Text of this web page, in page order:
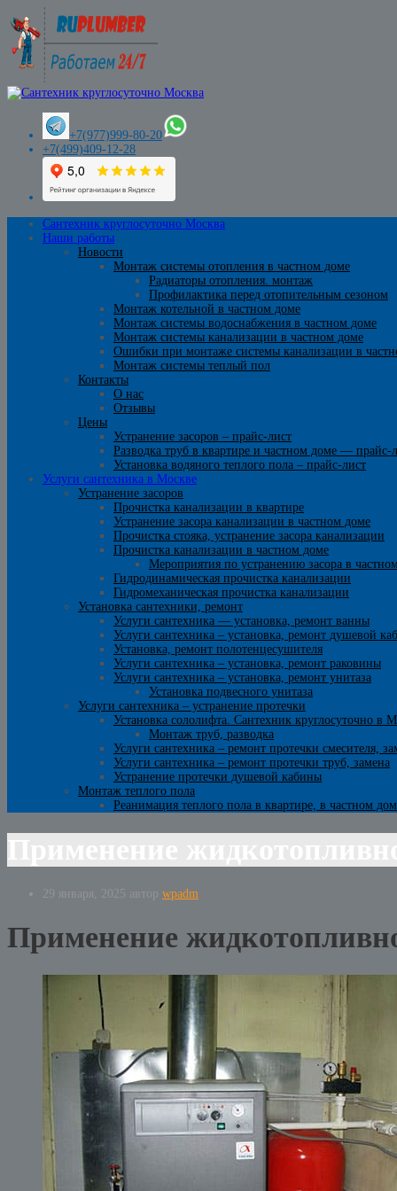
+7(977)999-80-20
+7(499)409-12-28
Сантехник круглосуточно Москва
Наши работы
Новости
Монтаж системы отопления в частном доме
Радиаторы отопления. монтаж
Профилактика перед отопительным сезоном
Монтаж котельной в частном доме
Монтаж системы водоснабжения в частном доме
Монтаж системы канализации в частном доме
Ошибки при монтаже системы канализации в
Монтаж системы теплый пол
Контакты
О нас
Отзывы
Цены
Устранение засоров – прайс-лист
Разводка труб в квартире и частном доме — прайс-
Установка водяного теплого пола – прайс-лист
Услуги сантехника в Москве
Устранение засоров
Прочистка канализации в квартире
Устранение засора канализации в частном доме
Прочистка стояка, устранение засора канализации
Прочистка канализации в частном доме
Мероприятия по устранению засора в
Гидродинамическая прочистка канализации
Гидромеханическая прочистка канализации
Установка сантехники, ремонт
Услуги сантехника — установка, ремонт ванны
Услуги сантехника – установка, ремонт душевой
Установка, ремонт полотенцесушителя
Услуги сантехника – установка, ремонт раковины
Услуги сантехника – установка, ремонт унитаза
Установка подвесного унитаза
Услуги сантехника – устранение протечки
Установка сололифта. Сантехник круглосуточно в
Монтаж труб, разводка
Услуги сантехника – ремонт протечки смесителя,
Услуги сантехника – ремонт протечки труб, замена
Устранение протечки душевой кабины
Монтаж теплого пола
Реанимация теплого пола в квартире, в частном
29 января, 2025 автор wpadm
Применение